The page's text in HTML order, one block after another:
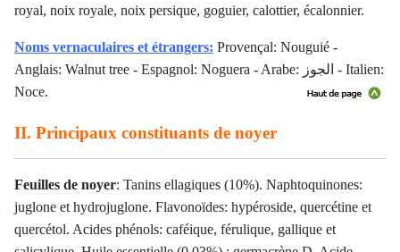
royal, noix royale, noix persique, goguier, calottier, écalonnier.
Noms vernaculaires et étrangers: Provençal: Nouguié -
Anglais: Walnut tree - Espagnol: Noguera - Arabe: الجوز - Italien:
Noce.
II. Principaux constituants de noyer
Feuilles de noyer: Tanins ellagiques (10%). Naphtoquinones:
juglone et hydrojuglone. Flavonoïdes: hypéroside, quercétine et
quercétol. Acides phénols: caféique, férulique, gallique et